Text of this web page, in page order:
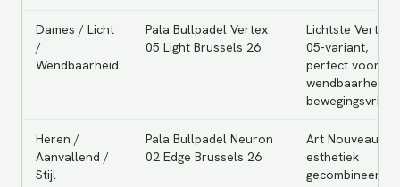
Dames / Licht
/
Wendbaarheid
Pala Bullpadel Vertex
05 Light Brussels 26
Lichtste Vertex
05-variant,
perfect voor
wendbaarheid
Heren /
Aanvallend /
Stijl
Pala Bullpadel Neuron
02 Edge Brussels 26
Art Nouveau-
esthetiek
gecombineerd